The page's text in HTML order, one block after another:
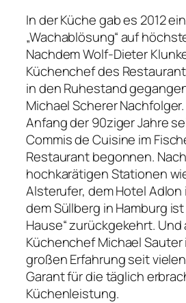
In der Küche gab es 2012
„Wachablösung“ auf
Nachdem Wolf-Dieter
Küchenchef des
in den Ruhestand
Michael Scherer
Anfang der 90ziger Jahre
Commis de Cuisine im
Restaurant begonnen.
hochkarätigen Stationen
Alsterufer, dem Hotel Adlon
dem Süllberg in Hamburg
Hause“ zurückgekehrt.
Küchenchef Michael
großen Erfahrung seit
Garant für die täglich
Küchenleistung.